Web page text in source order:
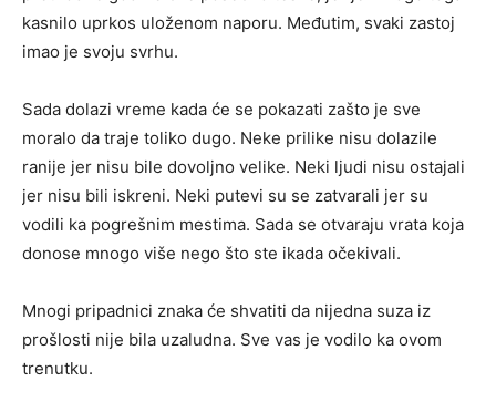
kasnilo uprkos uloženom naporu. Međutim, svaki zastoj
imao je svoju svrhu.
Sada dolazi vreme kada će se pokazati zašto je sve
moralo da traje toliko dugo. Neke prilike nisu dolazile
ranije jer nisu bile dovoljno velike. Neki ljudi nisu ostajali
jer nisu bili iskreni. Neki putevi su se zatvarali jer su
vodili ka pogrešnim mestima. Sada se otvaraju vrata koja
donose mnogo više nego što ste ikada očekivali.
Mnogi pripadnici znaka će shvatiti da nijedna suza iz
prošlosti nije bila uzaludna. Sve vas je vodilo ka ovom
trenutku.